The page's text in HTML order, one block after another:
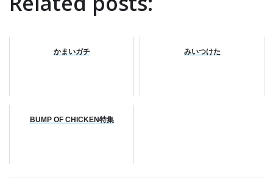
かまいガチ みいつけた
BUMP OF CHICKEN特集